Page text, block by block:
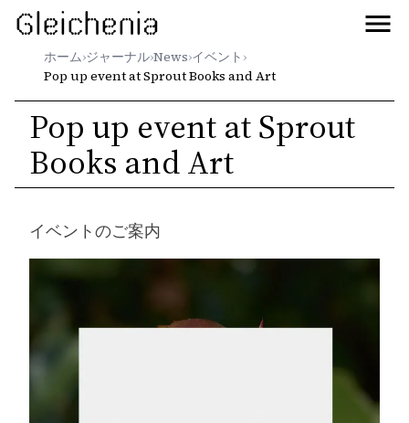
Gleichenia
ホーム›ジャーナル›News›イベント ›
Pop up event at Sprout Books and Art
Pop up event at Sprout
Books and Art
イベントのご案内